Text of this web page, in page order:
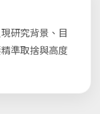
研究背景、目
準取捨與高度